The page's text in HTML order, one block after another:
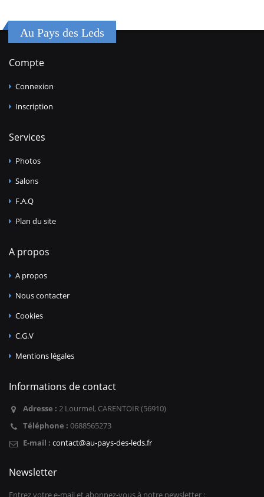
Au Pays des Leds
Compte
Connexion
Inscription
Services
Photos
Salons
F.A.Q
Plan du site
A propos
A propos
Nous contacter
Cookies
C.G.V
Mentions légales
Informations de contact
Adresse : 2 Lourmel, CARENTOIR (56910)
Téléphone : 0688565273
E-mail : contact@au-pays-des-leds.fr
Newsletter
Entrez votre e-mail et abonnez-vous à notre newsletter :